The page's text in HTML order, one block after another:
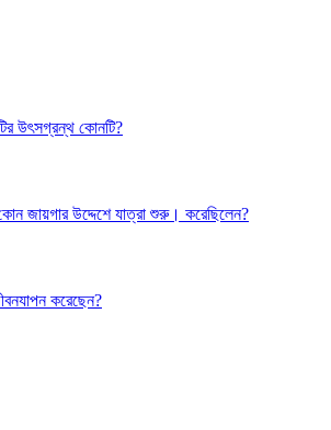
উৎসগ্রন্থ কোনটি?
জায়গার উদ্দেশে যাত্রা শুরু। করেছিলেন?
করেছেন?